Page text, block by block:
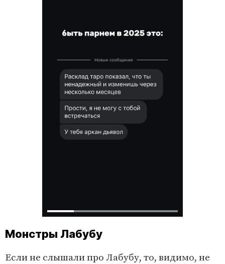
Монстры Лабубу
Если не слышали про Лабубу, то, видимо, не